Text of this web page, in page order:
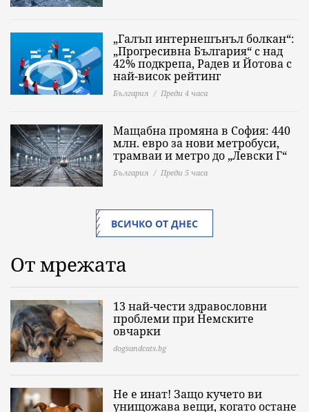
„Галъп интернешънъл болкан“:
„Прогресивна България“ с над
42% подкрепа, Радев и Йотова с
най-висок рейтинг
България Преди 4 часа
Мащабна промяна в София: 440
млн. евро за нови метробуси,
трамваи и метро до „Левски Г“
България Преди 5 часа
ВСИЧКО ОТ ДНЕС
От мрежата
13 най-чести здравословни
проблеми при Немските
овчарки
dogsandcats.bg
Не е инат! Защо кучето ви
унищожава вещи, когато остане